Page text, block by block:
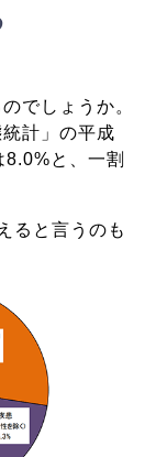
でしょうか。
計」の平成
と、一割
ると言うのも